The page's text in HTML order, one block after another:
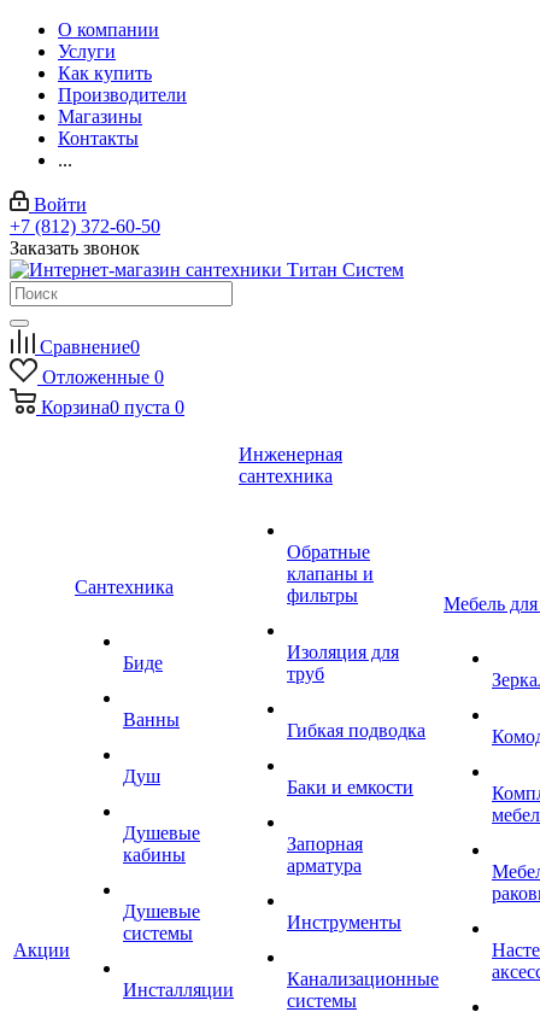
О компании
Услуги
Как купить
Производители
Магазины
Контакты
...
Войти
+7 (812) 372-60-50
Заказать звонок
Сравнение0
Отложенные 0
Корзина0 пуста 0
Акции
Сантехника
Биде
Ванны
Душ
Душевые
кабины
Душевые
системы
Инсталляции
Инженерная
сантехника
Обратные
клапаны и
фильтры
Изоляция для
труб
Гибкая подводка
Баки и емкости
Запорная
арматура
Инструменты
Канализационные
системы
Мебель